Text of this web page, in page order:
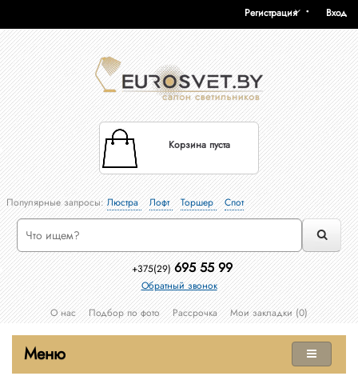
Вход
Регистрация
Корзина пуста
Популярные запросы:Люстра Лофт Торшер Спот
+375(29) 695 55 99
Обратный звонок
О нас
Подбор по фото Рассрочка Мои закладки (0)
Меню